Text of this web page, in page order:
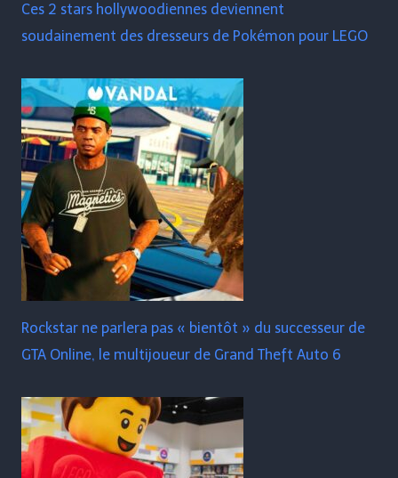
Ces 2 stars hollywoodiennes deviennent
soudainement des dresseurs de Pokémon pour LEGO
Rockstar ne parlera pas « bientôt » du successeur de
GTA Online, le multijoueur de Grand Theft Auto 6